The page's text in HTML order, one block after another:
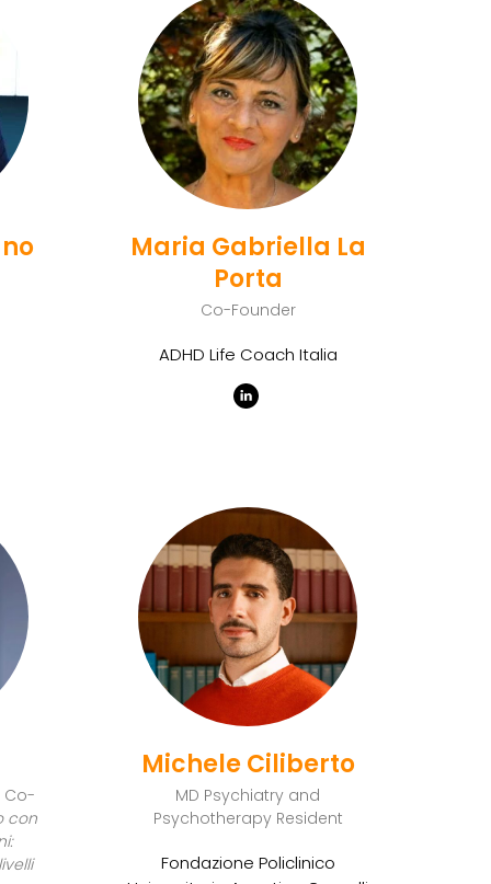
Maria Gabriella La
Porta
Co-Founder
ADHD Life Coach Italia
Co-
con
Michele Ciliberto
MD Psychiatry and
Psychotherapy Resident
Fondazione Policlinico